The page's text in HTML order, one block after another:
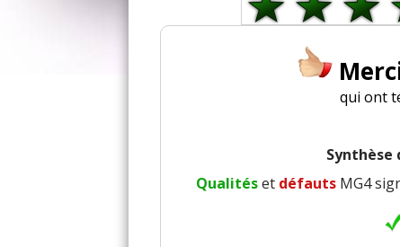
qui ont
Synthèse
Qualitéset défautsMG4